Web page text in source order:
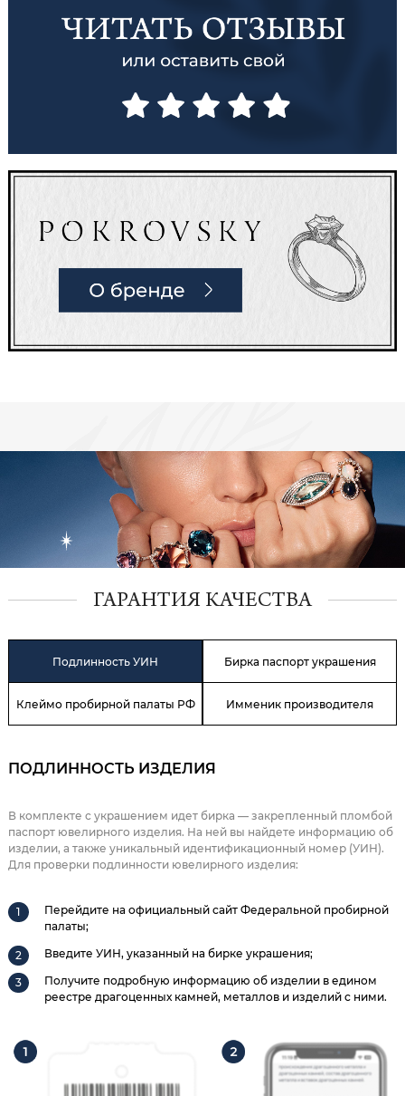
ГАРАНТИЯ КАЧЕСТВА
Подлинность УИН Бирка паспорт украшения
Клеймо пробирной палаты РФ Имменик производителя
ПОДЛИННОСТЬ ИЗДЕЛИЯ
В комплекте с украшением идет бирка — закрепленный пломбой
паспорт ювелирного изделия. На ней вы найдете информацию об
изделии, а также уникальный идентификационный номер (УИН).
Для проверки подлинности ювелирного изделия:
Перейдите на официальный сайт Федеральной пробирной
палаты;
Введите УИН, указанный на бирке украшения;
Получите подробную информацию об изделии в едином
реестре драгоценных камней, металлов и изделий с ними.